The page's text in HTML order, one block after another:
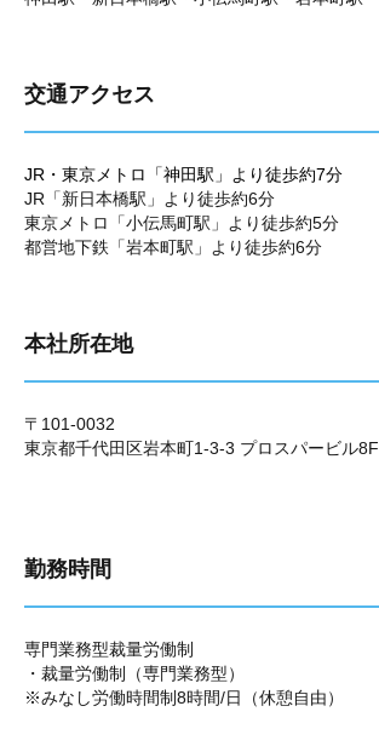
交通アクセス
JR・東京メトロ「神田駅」より徒歩約7分
JR「新日本橋駅」より徒歩約6分
東京メトロ「小伝馬町駅」より徒歩約5分
都営地下鉄「岩本町駅」より徒歩約6分
本社所在地
〒101-0032
東京都千代田区岩本町1-3-3 プロスパービル8F
勤務時間
専門業務型裁量労働制
・裁量労働制（専門業務型）
※みなし労働時間制8時間/日（休憩自由）